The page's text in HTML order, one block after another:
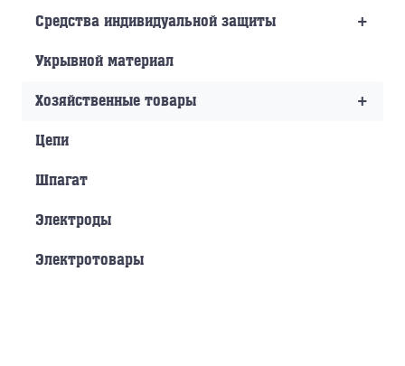
+
Средства индивидуальной защиты
Укрывной материал
+
Хозяйственные товары
Цепи
Шпагат
Электроды
Электротовары